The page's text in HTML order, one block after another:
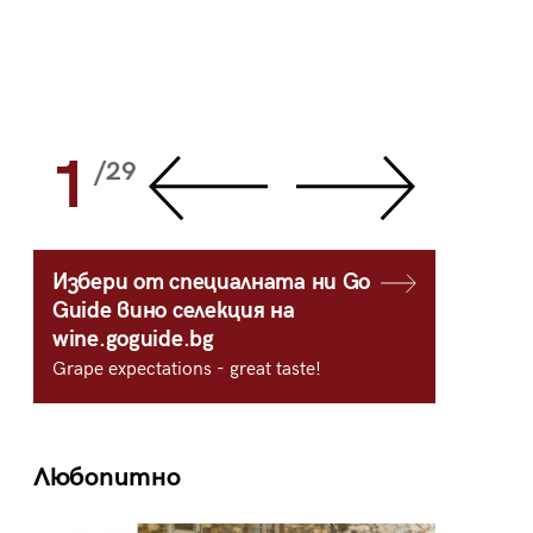
1 /29
Избери от специалната ни Go
Guide вино селекция на
wine.goguide.bg
Grape expectations - great taste!
Любопитно